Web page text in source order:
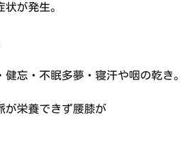
が発生。
忘・不眠多夢・寝汗や咽の乾き。
が栄養できず腰膝が